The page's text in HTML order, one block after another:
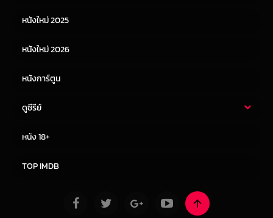
หนังจีน
หนังใหม่ 2025
หนังใหม่ 2026
หนังการ์ตูน
ดูซีรีย์
หนัง 18+
TOP IMDB